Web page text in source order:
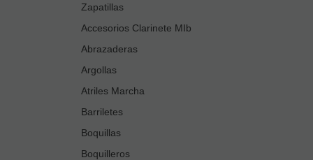
Zapatillas
Accesorios Clarinete MIb
Abrazaderas
Argollas
Atriles Marcha
Barriletes
Boquillas
Boquilleros